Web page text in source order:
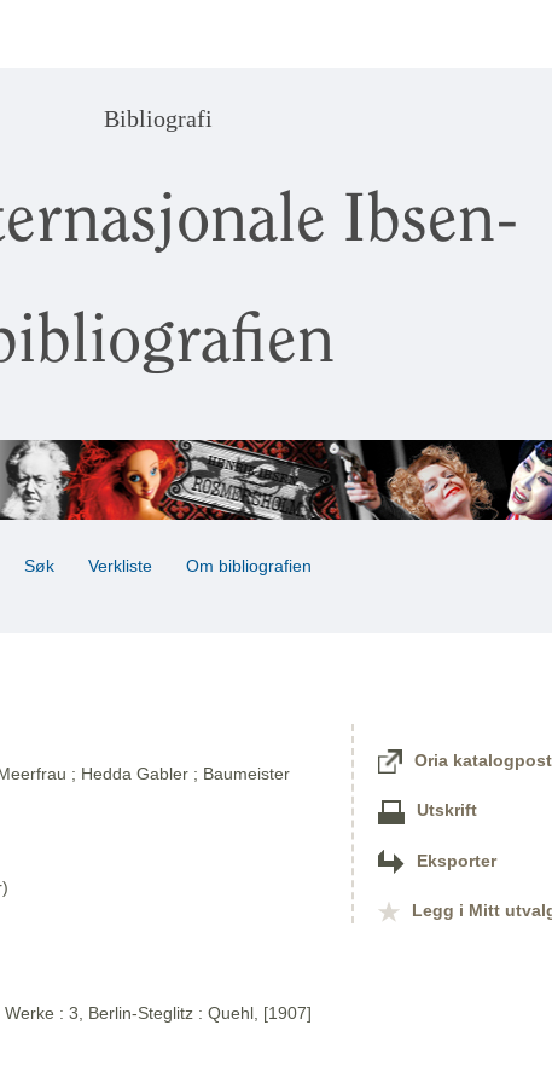
Bibliografi
Ibsen-
Søk Verkliste Om bibliografien
; Hedda Gabler ; Baumeister
: 3, Berlin-Steglitz : Quehl, [1907]
Oria katalogpost
Utskrift
Eksporter
Legg i Mitt